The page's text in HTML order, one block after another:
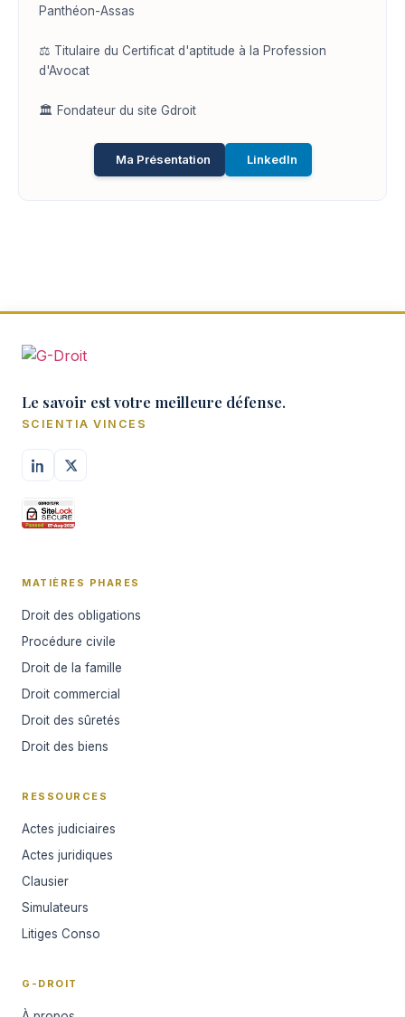
Panthéon-Assas
⚖️ Titulaire du Certificat d'aptitude à la Profession
d'Avocat
🏛️ Fondateur du site Gdroit
Ma Présentation LinkedIn
Le savoir est votre meilleure défense.
SCIENTIA VINCES
MATIÈRES PHARES
Droit des obligations
Procédure civile
Droit de la famille
Droit commercial
Droit des sûretés
Droit des biens
RESSOURCES
Actes judiciaires
Actes juridiques
Clausier
Simulateurs
Litiges Conso
G-DROIT